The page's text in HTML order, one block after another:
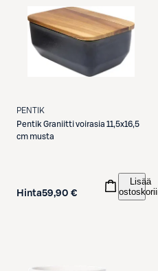
PENTIK
Pentik Graniitti voirasia 11,5x16,5
cm musta
Hinta59,90 €
Lisää